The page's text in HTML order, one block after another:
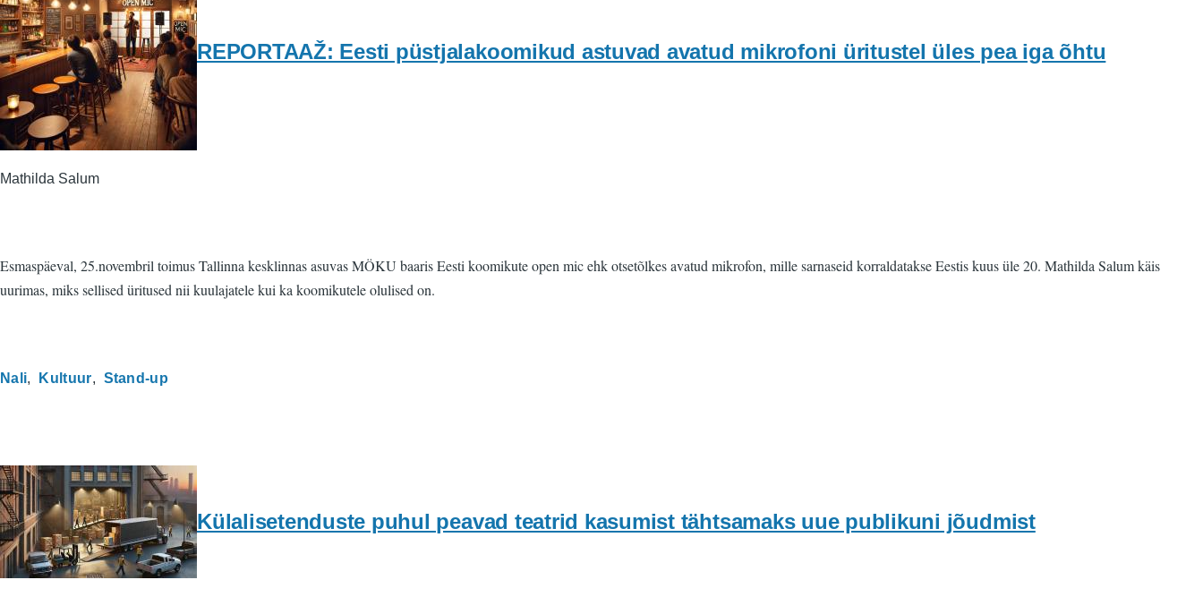
REPORTAAŽ: Eesti püstjalakoomikud astuvad avatud mikrofoni üritustel üles pea iga õhtu
Mathilda Salum
Esmaspäeval, 25.novembril toimus Tallinna kesklinnas asuvas MÖKU baaris Eesti koomikute open mic ehk otsetõlkes avatud mikrofon, mille sarnaseid korraldatakse Eestis kuus üle 20. Mathilda Salum käis
uurimas, miks sellised üritused nii kuulajatele kui ka koomikutele olulised on.
Nali Kultuur Stand-up
Külalisetenduste puhul peavad teatrid kasumist tähtsamaks uue publikuni jõudmist